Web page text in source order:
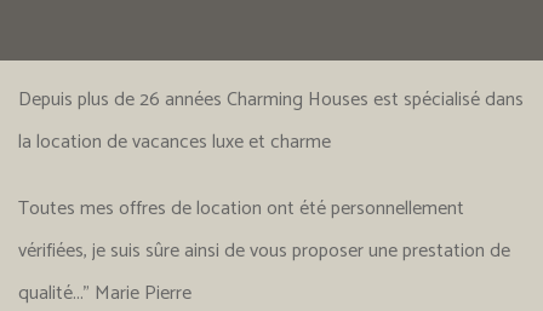
Depuis plus de 26 années Charming Houses est spécialisé dans
la location de vacances luxe et charme
Toutes mes offres de location ont été personnellement
vérifiées, je suis sûre ainsi de vous proposer une prestation de
qualité..." Marie Pierre